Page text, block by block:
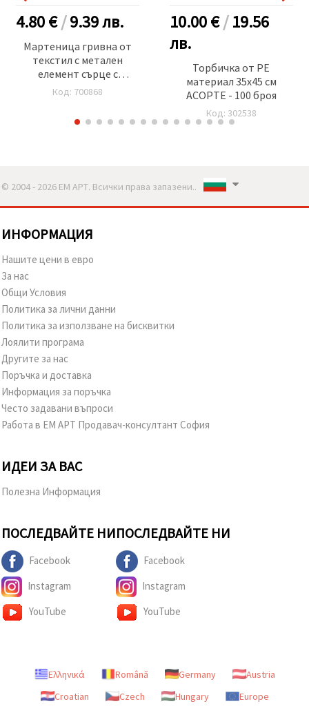
4.80 €/9.39лв.
Мартеница гривна от
текстил с метален
елемент сърце с
детелина и акрилни
мъниста -12 броя
Код: 700868
10.00 €/19.56
лв.
Торбичка от PE
материал 35x45 см
АСОРТЕ - 100 броя
Код: 302538
© 2004 - 2026 ЕМ АРТ. Всички права запазени..
ИНФОРМАЦИЯ
Нашите цени в евро
За нас
Общи Условия
Политика за лични данни
Политика за използване на бисквитки
Лоялити програма
Другите за нас
Поръчка и доставка
Информация за поръчка
Често задавани въпроси
Работа в ЕМ АРТ Продавач-консултант София
ИДЕИ ЗА ВАС
Полезна Информация
ПОСЛЕДВАЙТЕ НИ
Facebook
Instagram
YouTube
ПОСЛЕДВАЙТЕ НИ
Facebook
Instagram
YouTube
Ελληνικά Română Germany
Austria
Croatian
Czech Hungary Europe